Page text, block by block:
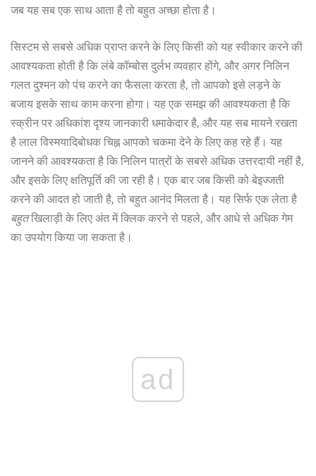
जब यह सब एक साथ आता है तो बहुत अच्छा होता है।
सिस्टम से सबसे अधिक प्राप्त करने के लिए किसी को यह स्वीकार करने की
आवश्यकता होती है कि लंबे कॉम्बोस दुर्लभ व्यवहार होंगे, और अगर निलिन
गलत दुश्मन को पंच करने का फैसला करता है, तो आपको इसे लड़ने के
बजाय इसके साथ काम करना होगा। यह एक समझ की आवश्यकता है कि
स्क्रीन पर अधिकांश दृश्य जानकारी धमाकेदार है, और यह सब मायने रखता
है लाल विस्मयादिबोधक चिह्न आपको चकमा देने के लिए कह रहे हैं। यह
जानने की आवश्यकता है कि निलिन पात्रों के सबसे अधिक उत्तरदायी नहीं है,
और इसके लिए क्षतिपूर्ति की जा रही है। एक बार जब किसी को बेइज्जती
करने की आदत हो जाती है, तो बहुत आनंद मिलता है। यह सिर्फ एक लेता है
बहुतखिलाड़ी के लिए अंत में क्लिक करने से पहले, और आधे से अधिक गेम
का उपयोग किया जा सकता है।
ad